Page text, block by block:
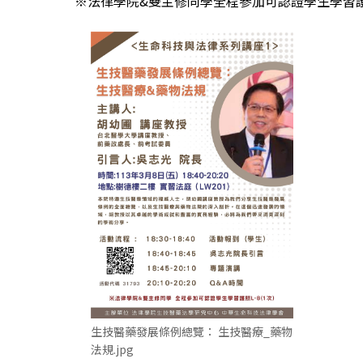
生技醫藥發展條例總覽： 生技醫療_藥物
法規.jpg